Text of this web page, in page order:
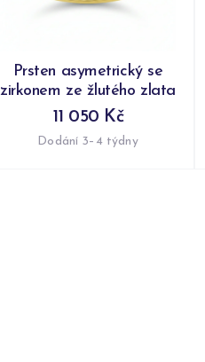
Prsten asymetrický se
zirkonem ze žlutého zlata
11 050 Kč
Dodání 3–4 týdny